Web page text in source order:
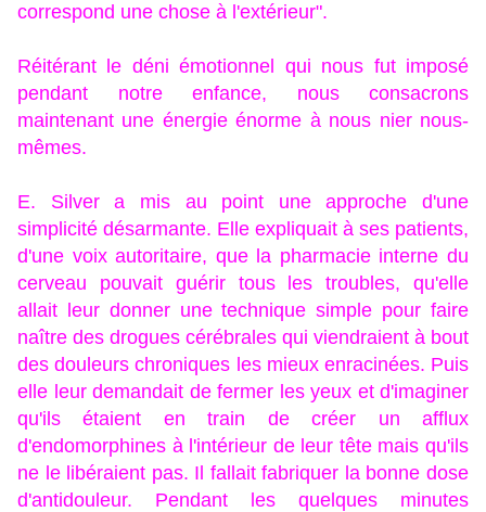
correspond une chose à l'extérieur".
Réitérant le déni émotionnel qui nous fut imposé
pendant notre enfance, nous consacrons
maintenant une énergie énorme à nous nier nous-
mêmes.
E. Silver a mis au point une approche d'une
simplicité désarmante. Elle expliquait à ses patients,
d'une voix autoritaire, que la pharmacie interne du
cerveau pouvait guérir tous les troubles, qu'elle
allait leur donner une technique simple pour faire
naître des drogues cérébrales qui viendraient à bout
des douleurs chroniques les mieux enracinées. Puis
elle leur demandait de fermer les yeux et d'imaginer
qu'ils étaient en train de créer un afflux
d'endomorphines à l'intérieur de leur tête mais qu'ils
ne le libéraient pas. Il fallait fabriquer la bonne dose
d'antidouleur. Pendant les quelques minutes